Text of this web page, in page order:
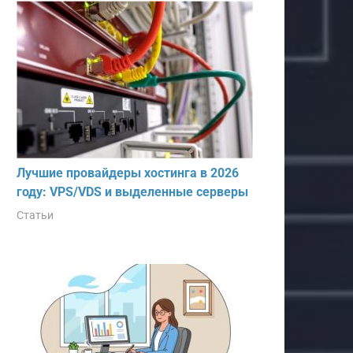
Лучшие провайдеры хостинга в 2026
году: VPS/VDS и выделенные серверы
Статьи